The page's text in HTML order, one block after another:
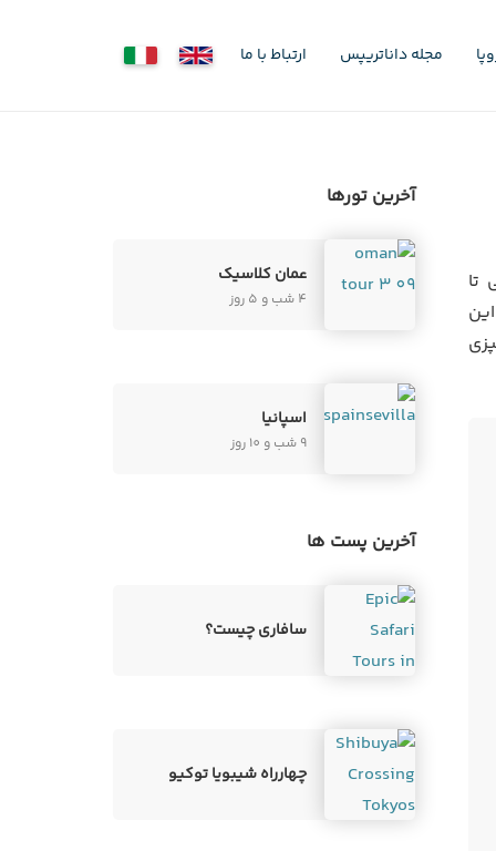
مجله داناتریپس ارتباط با ما
تا
آخرین تورها
عمان کلاسیک
4 شب و 5 روز
اسپانیا
9 شب و 10 روز
آخرین پست ها
سافاری چیست؟
چهارراه شیبویا توکیو